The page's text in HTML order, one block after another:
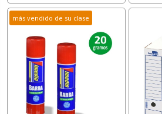
más vendido de su clase